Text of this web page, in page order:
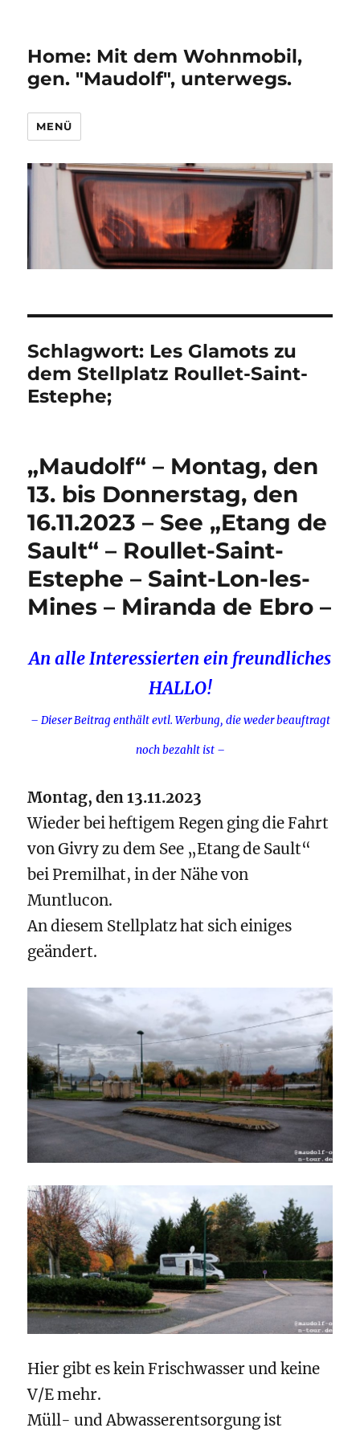
Home: Mit dem Wohnmobil,
gen. "Maudolf", unterwegs.
MENÜ
Schlagwort: Les Glamots zu
dem Stellplatz Roullet-Saint-
Estephe;
„Maudolf“ – Montag, den
13. bis Donnerstag, den
16.11.2023 – See „Etang de
Sault“ – Roullet-Saint-
Estephe – Saint-Lon-les-
Mines – Miranda de Ebro –
An alle Interessierten ein freundliches
HALLO!
– Dieser Beitrag enthält evtl. Werbung, die weder beauftragt
noch bezahlt ist –
Montag, den 13.11.2023
Wieder bei heftigem Regen ging die Fahrt
von Givry zu dem See „Etang de Sault“
bei Premilhat, in der Nähe von
Muntlucon.
An diesem Stellplatz hat sich einiges
geändert.
Hier gibt es kein Frischwasser und keine
V/E mehr.
Müll- und Abwasserentsorgung ist